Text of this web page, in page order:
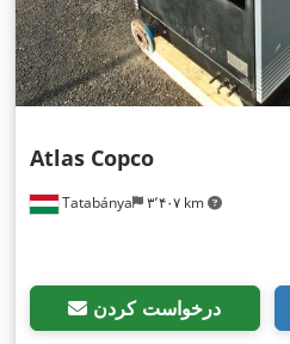
Tatabánya ۳٬۴۰۷ km
Atlas Copco
درخواست کردن